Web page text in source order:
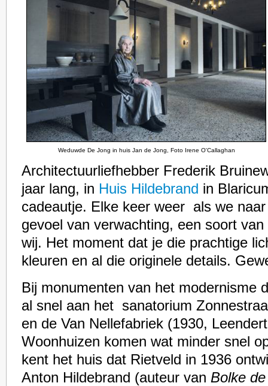
Weduwde De Jong in huis Jan de Jong, Foto Irene O'Callaghan
Architectuurliefhebber Frederik
jaar lang, in Huis Hildebrand in
cadeautje. Elke keer weer als we
gevoel van verwachting, een soort
wij. Het moment dat je die prachtige
kleuren en al die originele details.
Bij monumenten van het modernisme
al snel aan het sanatorium
en de Van Nellefabriek (1930,
Woonhuizen komen wat minder snel
kent het huis dat Rietveld in 1936
Anton Hildebrand (auteur van Bolke